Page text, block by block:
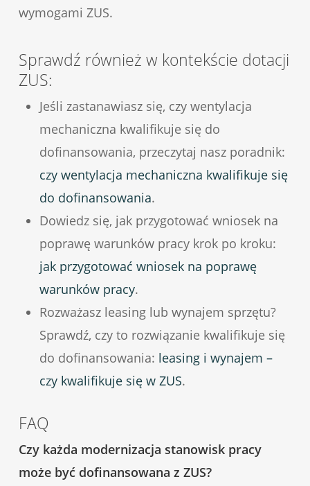
wymogami ZUS.
Sprawdź również w kontekście dotacji
ZUS:
Jeśli zastanawiasz się, czy wentylacja
mechaniczna kwalifikuje się do
dofinansowania, przeczytaj nasz poradnik:
czy wentylacja mechaniczna kwalifikuje się
do dofinansowania.
Dowiedz się, jak przygotować wniosek na
poprawę warunków pracy krok po kroku:
jak przygotować wniosek na poprawę
warunków pracy.
Rozważasz leasing lub wynajem sprzętu?
Sprawdź, czy to rozwiązanie kwalifikuje się
do dofinansowania: leasing i wynajem –
czy kwalifikuje się w ZUS.
FAQ
Czy każda modernizacja stanowisk pracy
może być dofinansowana z ZUS?